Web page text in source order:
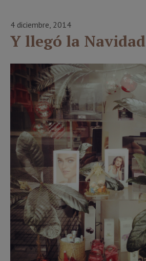
4 diciembre, 2014
Y llegó la Navidad